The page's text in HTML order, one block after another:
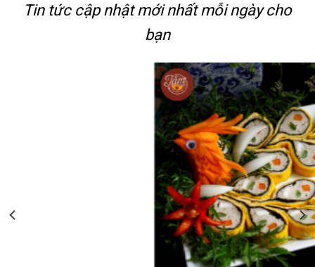
Tin tức cập nhật mới nhấtmỗi ngày cho
bạn